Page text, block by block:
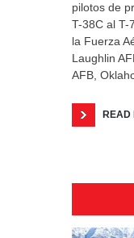
pilotos de
T-38C al T-
la Fuerza
Laughlin
AFB,
READ